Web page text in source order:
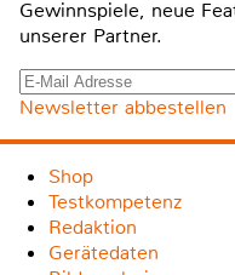
Gewinnspiele, neue
unserer Partner.
Newsletter abbestellen
Shop
Testkompetenz
Redaktion
Gerätedaten